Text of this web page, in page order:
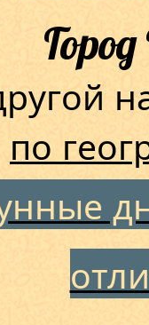
по